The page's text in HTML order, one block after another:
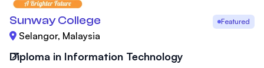
Sunway College Featured
Selangor, Malaysia
Diploma in Information Technology